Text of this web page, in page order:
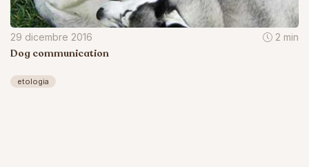
29 dicembre 2016 2 min
Dog communication
etologia